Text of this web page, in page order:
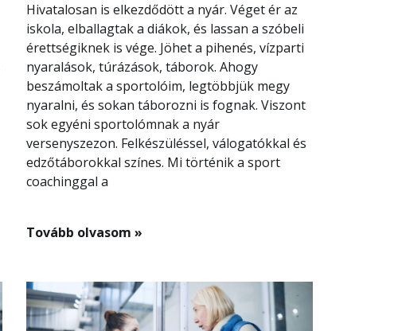
Hivatalosan is elkezdődött a nyár. Véget ér az
iskola, elballagtak a diákok, és lassan a szóbeli
érettségiknek is vége. Jöhet a pihenés, vízparti
nyaralások, túrázások, táborok. Ahogy
beszámoltak a sportolóim, legtöbbjük megy
nyaralni, és sokan táborozni is fognak. Viszont
sok egyéni sportolómnak a nyár
versenyszezon. Felkészüléssel, válogatókkal és
edzőtáborokkal színes. Mi történik a sport
coachinggal a
Tovább olvasom »